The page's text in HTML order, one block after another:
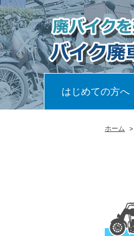
はじめての方へ
ホーム >